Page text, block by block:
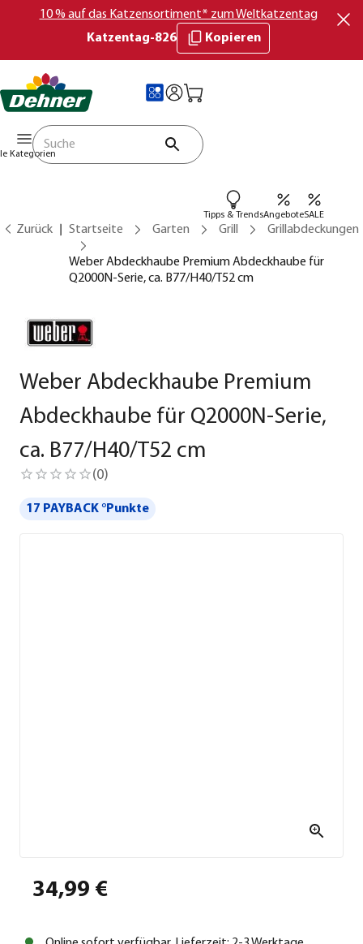
10 % auf das Katzensortiment* zum Weltkatzentag
Katzentag-826
Kopieren
Kategorien
Tipps & TrendsAngeboteSALE
Zurück Startseite Garten Grill Grillabdeckungen
Weber Abdeckhaube Premium Abdeckhaube für
Q2000N-Serie, ca. B77/H40/T52 cm
Weber Abdeckhaube Premium
Abdeckhaube für Q2000N-Serie,
ca. B77/H40/T52 cm
(0)
17 PAYBACK °Punkte
34,99 €